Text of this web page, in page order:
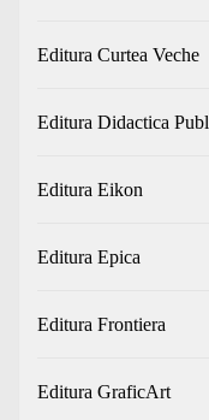
Editura Curtea Veche
Editura Didactica
Editura Eikon
Editura Epica
Editura Frontiera
Editura GraficArt